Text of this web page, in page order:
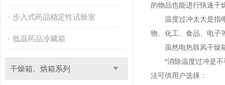
步入式药品稳定性试验室
低温药品冷藏箱
干燥箱、烘箱系列
的物品也能进行快速干
温度过冲太大是指电
物、化工、食品、电子
虽然电热鼓风干燥箱
*消除温度过冲是不
法可供用户选择：